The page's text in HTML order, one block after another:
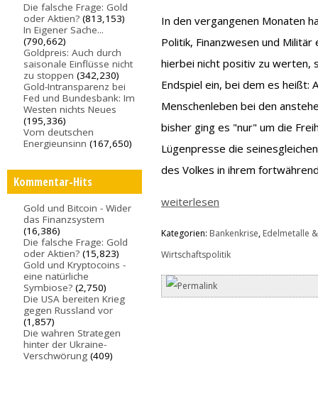
Die falsche Frage: Gold
oder Aktien? (813,153)
In Eigener Sache...
(790,662)
Goldpreis: Auch durch
saisonale Einflüsse nicht
zu stoppen (342,230)
Gold-Intransparenz bei
Fed und Bundesbank: Im
Westen nichts Neues
(195,336)
Vom deutschen
Energieunsinn (167,650)
Kommentar-Hits
Gold und Bitcoin - Wider
das Finanzsystem
(16,386)
Die falsche Frage: Gold
oder Aktien? (15,823)
Gold und Kryptocoins -
eine natürliche
Symbiose? (2,750)
Die USA bereiten Krieg
gegen Russland vor
(1,857)
Die wahren Strategen
hinter der Ukraine-
Verschwörung (409)
In den vergangenen Monaten
Politik, Finanzwesen und
hierbei nicht positiv zu werten,
Endspiel ein, bei dem es heißt:
Menschenleben bei den
bisher ging es "nur" um die
Lügenpresse die
des Volkes in ihrem
weiterlesen
Kategorien: Bankenkrise, Edelmetalle
Wirtschaftspolitik